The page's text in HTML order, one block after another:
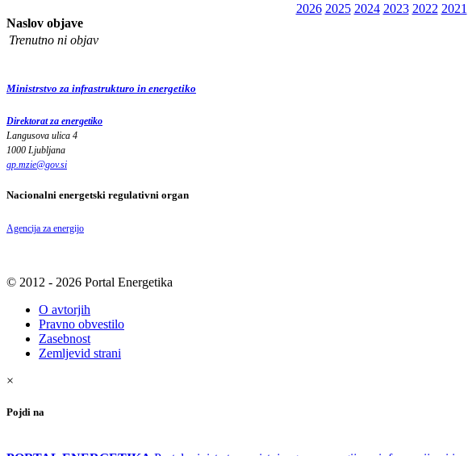
2026 2025 2024 2023 2022 2021
Naslov objave
Trenutno ni objav
Ministrstvo za infrastrukturo in energetiko
Direktorat za energetiko
Langusova ulica 4
1000 Ljubljana
gp.mzie@gov.si
Nacionalni energetski regulativni organ
Agencija za energijo
© 2012 - 2026 Portal Energetika
O avtorjih
Pravno obvestilo
Zasebnost
Zemljevid strani
×
Pojdi na